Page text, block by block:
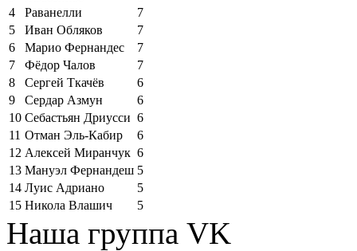
4
Раванелли
7
5
Иван Обляков
7
6
Марио Фернандес
7
7
Фёдор Чалов
7
8
Сергей Ткачёв
6
9
Сердар Азмун
6
10 Себастьян Дриусси 6
11 Отман Эль-Кабир
6
12 Алексей Миранчук 6
13 Мануэл Фернандеш 5
14 Луис Адриано
5
15 Никола Влашич 5
Наша группа VK